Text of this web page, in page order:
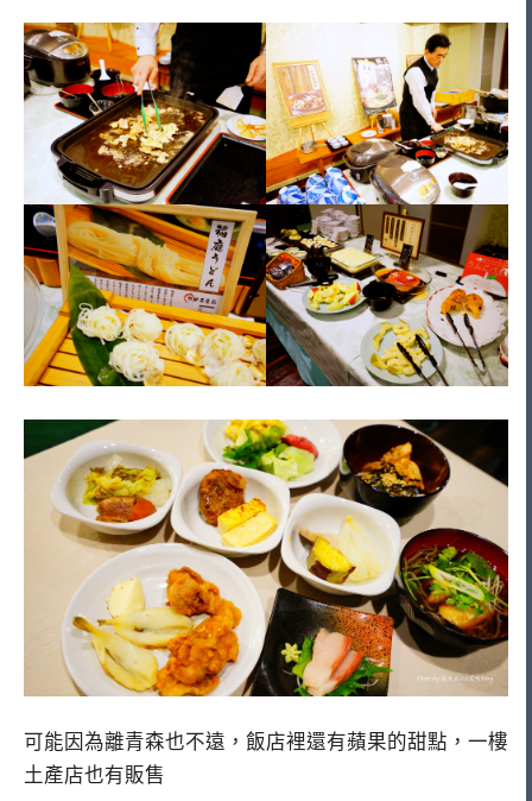
可能因為離青森也不遠，飯店裡還有蘋果的甜點，一樓
土產店也有販售